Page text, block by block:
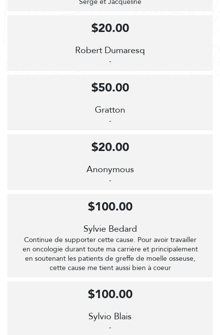
Robert Dumaresq
-
$20.00
Gratton
-
$50.00
Anonymous
-
$20.00
Sylvie Bedard
Continue de supporter cette cause. Pour avoir travailler
en oncologie durant toute ma carrière et principalement
en soutenant les patients de greffe de moelle osseuse,
cette cause me tient aussi bien à coeur
$100.00
Sylvio Blais
-
$100.00